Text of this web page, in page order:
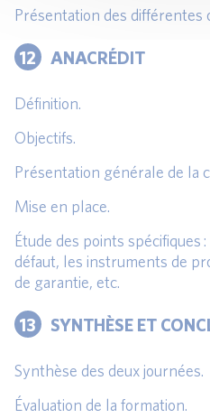
Présentation des différentes
12 ANACRÉDIT
Définition.
Objectifs.
Présentation générale de la
Mise en place.
Étude des points
défaut, les instruments de
de garantie, etc.
13 SYNTHÈSE ET
Synthèse des deux journées.
Évaluation de la formation.